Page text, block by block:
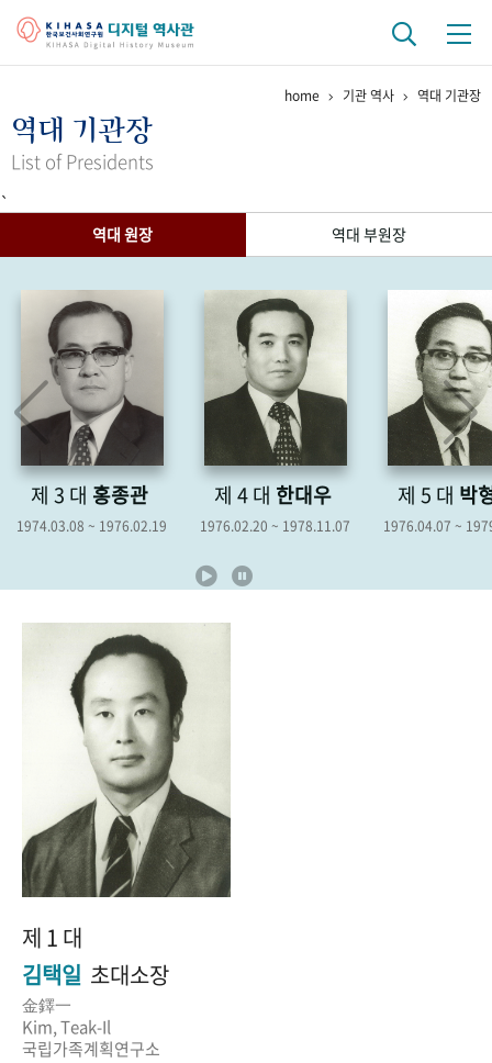
걸어온 길 기관 변천사
연구 역사
정책과 연구 키워드로 보는 연구 역사
연구자들
기록물 아카이브
사진 아카이브 문서 기록물 행정박물 영상 기록물
50+1주년 기념
성과 50선 숫자로 보는 50년 50 +1주년 광장
세계와 함께 한 KIHASA
home 기관 역사 역대 기관장
역대 기관장
List of Presidents
`
역대 원장
역대 부원장
제 4 대
1976.02.20 ~ 1978.11.07
제 5 대
1976.04.07 ~ 1979.04.06
제
제 1 대
김택일 초대소장
金鐸一
Kim, Teak-Il
국립가족계획연구소